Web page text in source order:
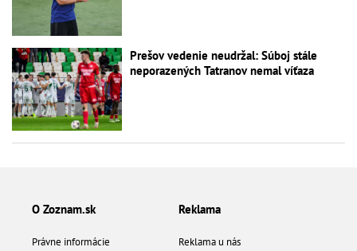
Prešov vedenie neudržal: Súboj stále
neporazených Tatranov nemal víťaza
O Zoznam.sk
Právne informácie
Reklama
Reklama u nás